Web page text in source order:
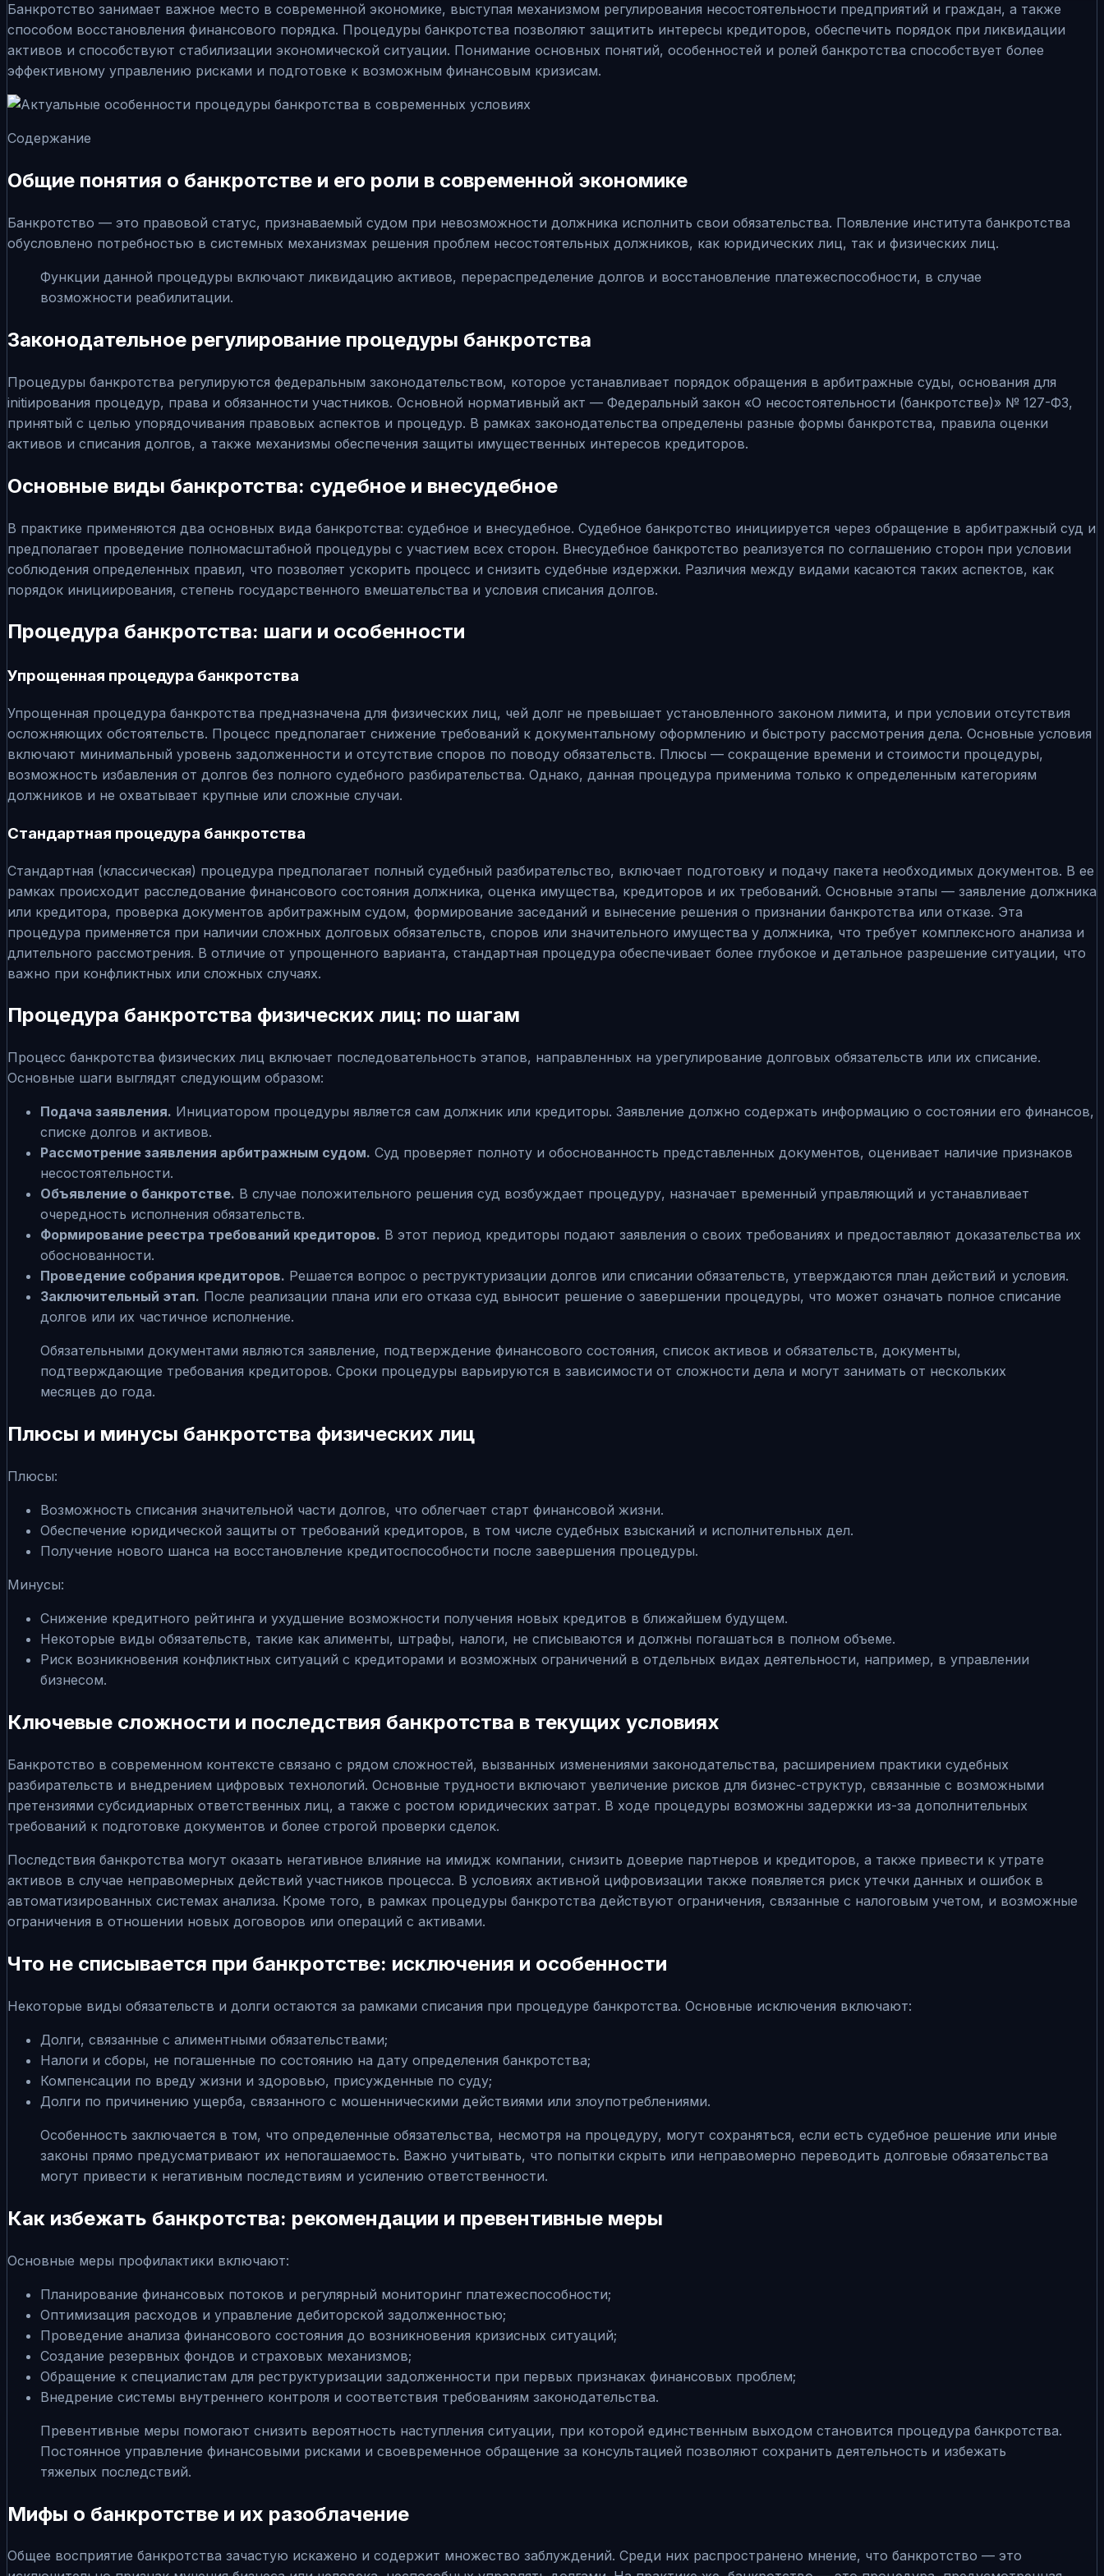
Банкротство занимает важное место в современной экономике, выступая механизмом регулирования несостоятельности предприятий и граждан, а также
способом восстановления финансового порядка. Процедуры банкротства позволяют защитить интересы кредиторов, обеспечить порядок при ликвидации
активов и способствуют стабилизации экономической ситуации. Понимание основных понятий, особенностей и ролей банкротства способствует более
эффективному управлению рисками и подготовке к возможным финансовым кризисам.
Содержание
Общие понятия о банкротстве и его роли в современной экономике
Банкротство — это правовой статус, признаваемый судом при невозможности должника исполнить свои обязательства. Появление института банкротства
обусловлено потребностью в системных механизмах решения проблем несостоятельных должников, как юридических лиц, так и физических лиц.
Функции данной процедуры включают ликвидацию активов, перераспределение долгов и восстановление платежеспособности, в случае
возможности реабилитации.
Законодательное регулирование процедуры банкротства
Процедуры банкротства регулируются федеральным законодательством, которое устанавливает порядок обращения в арбитражные суды, основания для
initiирования процедур, права и обязанности участников. Основной нормативный акт — Федеральный закон «О несостоятельности (банкротстве)» № 127-ФЗ,
принятый с целью упорядочивания правовых аспектов и процедур. В рамках законодательства определены разные формы банкротства, правила оценки
активов и списания долгов, а также механизмы обеспечения защиты имущественных интересов кредиторов.
Основные виды банкротства: судебное и внесудебное
В практике применяются два основных вида банкротства: судебное и внесудебное. Судебное банкротство инициируется через обращение в арбитражный суд и
предполагает проведение полномасштабной процедуры с участием всех сторон. Внесудебное банкротство реализуется по соглашению сторон при условии
соблюдения определенных правил, что позволяет ускорить процесс и снизить судебные издержки. Различия между видами касаются таких аспектов, как
порядок инициирования, степень государственного вмешательства и условия списания долгов.
Процедура банкротства: шаги и особенности
Упрощенная процедура банкротства
Упрощенная процедура банкротства предназначена для физических лиц, чей долг не превышает установленного законом лимита, и при условии отсутствия
осложняющих обстоятельств. Процесс предполагает снижение требований к документальному оформлению и быстроту рассмотрения дела. Основные условия
включают минимальный уровень задолженности и отсутствие споров по поводу обязательств. Плюсы — сокращение времени и стоимости процедуры,
возможность избавления от долгов без полного судебного разбирательства. Однако, данная процедура применима только к определенным категориям
должников и не охватывает крупные или сложные случаи.
Стандартная процедура банкротства
Стандартная (классическая) процедура предполагает полный судебный разбирательство, включает подготовку и подачу пакета необходимых документов. В ее
рамках происходит расследование финансового состояния должника, оценка имущества, кредиторов и их требований. Основные этапы — заявление должника
или кредитора, проверка документов арбитражным судом, формирование заседаний и вынесение решения о признании банкротства или отказе. Эта
процедура применяется при наличии сложных долговых обязательств, споров или значительного имущества у должника, что требует комплексного анализа и
длительного рассмотрения. В отличие от упрощенного варианта, стандартная процедура обеспечивает более глубокое и детальное разрешение ситуации, что
важно при конфликтных или сложных случаях.
Процедура банкротства физических лиц: по шагам
Процесс банкротства физических лиц включает последовательность этапов, направленных на урегулирование долговых обязательств или их списание.
Основные шаги выглядят следующим образом:
Подача заявления. Инициатором процедуры является сам должник или кредиторы. Заявление должно содержать информацию о состоянии его финансов,
списке долгов и активов.
Рассмотрение заявления арбитражным судом. Суд проверяет полноту и обоснованность представленных документов, оценивает наличие признаков
несостоятельности.
Объявление о банкротстве. В случае положительного решения суд возбуждает процедуру, назначает временный управляющий и устанавливает
очередность исполнения обязательств.
Формирование реестра требований кредиторов. В этот период кредиторы подают заявления о своих требованиях и предоставляют доказательства их
обоснованности.
Проведение собрания кредиторов. Решается вопрос о реструктуризации долгов или списании обязательств, утверждаются план действий и условия.
Заключительный этап. После реализации плана или его отказа суд выносит решение о завершении процедуры, что может означать полное списание
долгов или их частичное исполнение.
Обязательными документами являются заявление, подтверждение финансового состояния, список активов и обязательств, документы,
подтверждающие требования кредиторов. Сроки процедуры варьируются в зависимости от сложности дела и могут занимать от нескольких
месяцев до года.
Плюсы и минусы банкротства физических лиц
Плюсы:
Возможность списания значительной части долгов, что облегчает старт финансовой жизни.
Обеспечение юридической защиты от требований кредиторов, в том числе судебных взысканий и исполнительных дел.
Получение нового шанса на восстановление кредитоспособности после завершения процедуры.
Минусы:
Снижение кредитного рейтинга и ухудшение возможности получения новых кредитов в ближайшем будущем.
Некоторые виды обязательств, такие как алименты, штрафы, налоги, не списываются и должны погашаться в полном объеме.
Риск возникновения конфликтных ситуаций с кредиторами и возможных ограничений в отдельных видах деятельности, например, в управлении
бизнесом.
Ключевые сложности и последствия банкротства в текущих условиях
Банкротство в современном контексте связано с рядом сложностей, вызванных изменениями законодательства, расширением практики судебных
разбирательств и внедрением цифровых технологий. Основные трудности включают увеличение рисков для бизнес-структур, связанные с возможными
претензиями субсидиарных ответственных лиц, а также с ростом юридических затрат. В ходе процедуры возможны задержки из-за дополнительных
требований к подготовке документов и более строгой проверки сделок.
Последствия банкротства могут оказать негативное влияние на имидж компании, снизить доверие партнеров и кредиторов, а также привести к утрате
активов в случае неправомерных действий участников процесса. В условиях активной цифровизации также появляется риск утечки данных и ошибок в
автоматизированных системах анализа. Кроме того, в рамках процедуры банкротства действуют ограничения, связанные с налоговым учетом, и возможные
ограничения в отношении новых договоров или операций с активами.
Что не списывается при банкротстве: исключения и особенности
Некоторые виды обязательств и долги остаются за рамками списания при процедурe банкротства. Основные исключения включают:
Долги, связанные с алиментными обязательствами;
Налоги и сборы, не погашенные по состоянию на дату определения банкротства;
Компенсации по вреду жизни и здоровью, присужденные по суду;
Долги по причинению ущерба, связанного с мошенническими действиями или злоупотреблениями.
Особенность заключается в том, что определенные обязательства, несмотря на процедуру, могут сохраняться, если есть судебное решение или иные
законы прямо предусматривают их непогашаемость. Важно учитывать, что попытки скрыть или неправомерно переводить долговые обязательства
могут привести к негативным последствиям и усилению ответственности.
Как избежать банкротства: рекомендации и превентивные меры
Основные меры профилактики включают:
Планирование финансовых потоков и регулярный мониторинг платежеспособности;
Оптимизация расходов и управление дебиторской задолженностью;
Проведение анализа финансового состояния до возникновения кризисных ситуаций;
Создание резервных фондов и страховых механизмов;
Обращение к специалистам для реструктуризации задолженности при первых признаках финансовых проблем;
Внедрение системы внутреннего контроля и соответствия требованиям законодательства.
Превентивные меры помогают снизить вероятность наступления ситуации, при которой единственным выходом становится процедура банкротства.
Постоянное управление финансовыми рисками и своевременное обращение за консультацией позволяют сохранить деятельность и избежать
тяжелых последствий.
Мифы о банкротстве и их разоблачение
Общее восприятие банкротства зачастую искажено и содержит множество заблуждений. Среди них распространено мнение, что банкротство — это